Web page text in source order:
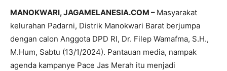
MANOKWARI, JAGAMELANESIA.COM – Masyarakat
kelurahan Padarni, Distrik Manokwari Barat berjumpa
dengan calon Anggota DPD RI, Dr. Filep Wamafma, S.H.,
M.Hum, Sabtu (13/1/2024). Pantauan media, nampak
agenda kampanye Pace Jas Merah itu menjadi